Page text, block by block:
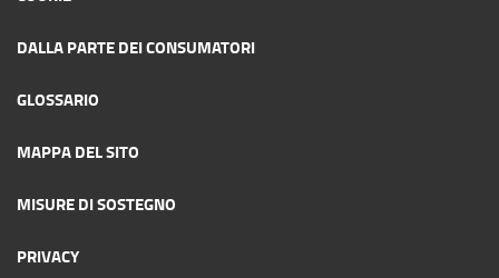
DALLA PARTE DEI CONSUMATORI
GLOSSARIO
MAPPA DEL SITO
MISURE DI SOSTEGNO
PRIVACY